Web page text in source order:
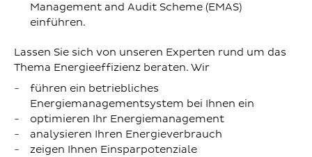
Management and Audit Scheme (EMAS)
einführen.
Lassen Sie sich von unseren Experten rund um das
Thema Energieeffizienz beraten. Wir
führen ein betriebliches
Energiemanagementsystem bei Ihnen ein
optimieren Ihr Energiemanagement
analysieren Ihren Energieverbrauch
zeigen Ihnen Einsparpotenziale